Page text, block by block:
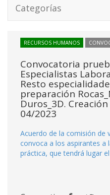
Categorías
RECURSOS HUMANOS
Convocatoria
Especialistas
Resto
preparación
Duros_3D.
04/2023
Acuerdo de la comisión de
convoca a los aspirantes a
práctica, que tendrá lugar